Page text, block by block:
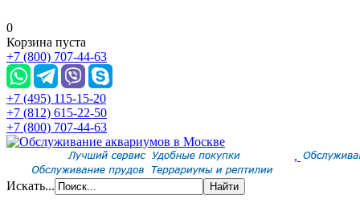
0
Корзина пуста
+7 (800) 707-44-63
+7 (495) 115-15-20
+7 (812) 615-22-50
+7 (800) 707-44-63
,
Искать...